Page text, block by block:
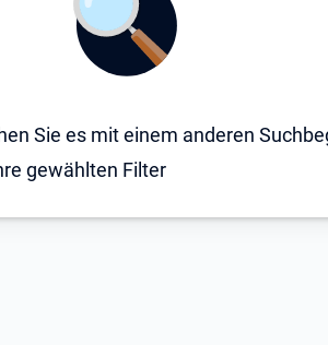
Sie es mit einem anderen
gewählten Filter